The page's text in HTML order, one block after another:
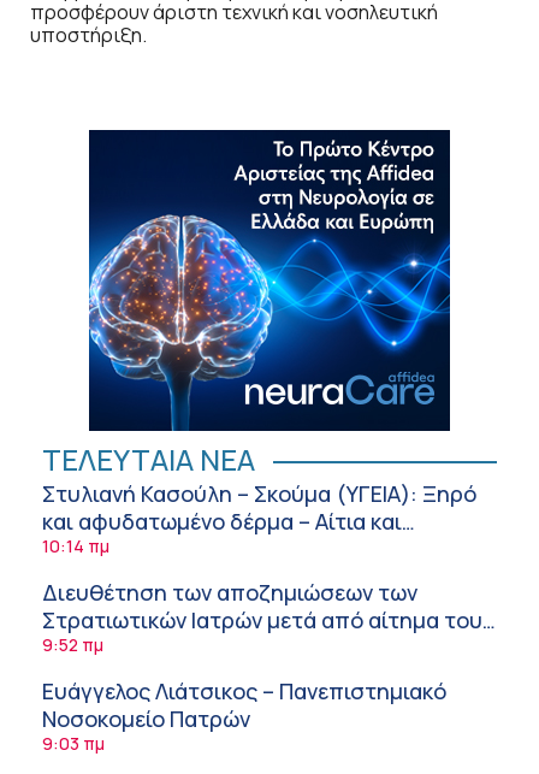
προσφέρουν άριστη τεχνική και νοσηλευτική
υποστήριξη.
ΤΕΛΕΥΤΑΙΑ ΝΕΑ
Στυλιανή Κασούλη – Σκούμα (ΥΓΕΙΑ): Ξηρό
και αφυδατωμένο δέρμα – Αίτια και
αντιμετώπιση
10:14 πμ
Διευθέτηση των αποζημιώσεων των
Στρατιωτικών Ιατρών μετά από αίτημα του
ΙΣΑ
9:52 πμ
Ευάγγελος Λιάτσικος – Πανεπιστημιακό
Νοσοκομείο Πατρών
9:03 πμ